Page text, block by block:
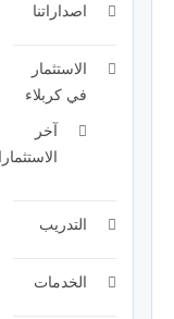
اصداراتنا
الاستثمار
في كربلاء
آخر
التدريب
الخدمات